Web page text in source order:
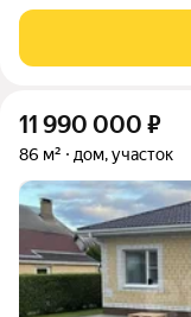
террасе); -
отдыха с
11 990 000 ₽
86 м² дом, участок